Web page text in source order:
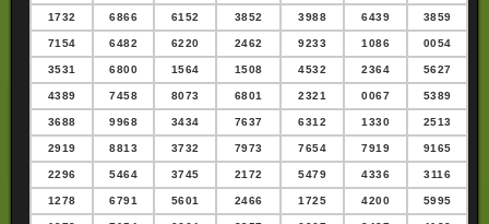
1732 6866 6152 3852 3988 6439 3859
7154 6482 6220 2462 9233 1086 0054
3531 6800 1564 1508 4532 2364 5627
4389 7458 8073 6801 2321 0067 5389
3688 9968 3434 7637 6312 1330 2513
2919 8813 3732 7973 7654 7919 9165
2296 5464 3745 2172 5479 4336 3116
1278 6791 5601 2466 1725 4200 5995